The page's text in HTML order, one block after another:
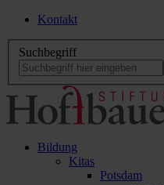
Kontakt
Suchbegriff
Bildung
Kitas
Potsdam